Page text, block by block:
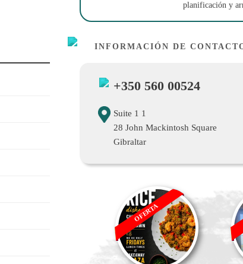
planificación y
INFORMACIÓN DE
+350 560 00524
Suite 1 1
28 John Mackintosh Square
Gibraltar
OFERTA